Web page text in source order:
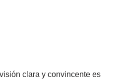
clara y convincente es